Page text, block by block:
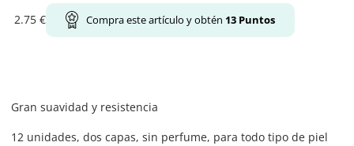
2.75 € Compra este artículo y obtén 13Puntos
Gran suavidad y resistencia
12 unidades, dos capas, sin perfume, para todo tipo de piel